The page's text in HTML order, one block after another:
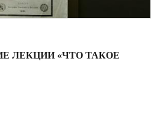
ЛЕКЦИИ «ЧТО ТАКОЕ